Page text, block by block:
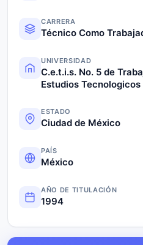
CARRERA
Técnico Como
UNIVERSIDAD
C.e.t.i.s. No. 5 de
Estudios Tecnologicos
ESTADO
Ciudad de México
PAÍS
México
AÑO DE TITULACIÓN
1994